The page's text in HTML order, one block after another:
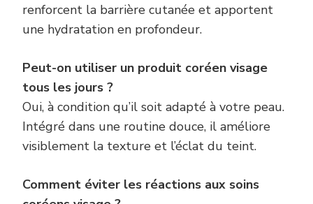
renforcent la barrière cutanée et apportent
une hydratation en profondeur.
Peut-on utiliser un produit coréen visage
tous les jours ?
Oui, à condition qu’il soit adapté à votre peau.
Intégré dans une routine douce, il améliore
visiblement la texture et l’éclat du teint.
Comment éviter les réactions aux soins